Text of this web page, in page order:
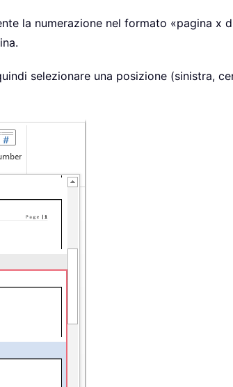
la numerazione nel formato «pagina x
selezionare una posizione (sinistra,